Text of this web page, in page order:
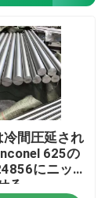
間圧延され
625の
にニッ
る